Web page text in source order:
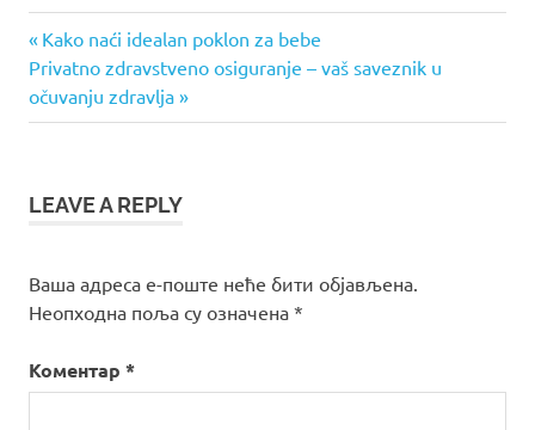
Кретање
чланка
Previous
Post:
Kako naći idealan poklon za bebe
Next
Post:
Privatno zdravstveno osiguranje – vaš saveznik u
očuvanju zdravlja
LEAVE A REPLY
Ваша адреса е-поште неће бити објављена.
Неопходна поља су означена *
Коментар *